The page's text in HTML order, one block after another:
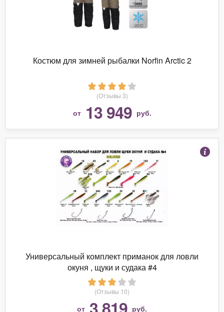
Костюм для зимней рыбалки Norfin Arctic 2
(Отзывы 3)
от 13 949 руб.
Универсальный комплект приманок для ловли
окуня , щуки и судака #4
(Отзывы 10)
от руб.